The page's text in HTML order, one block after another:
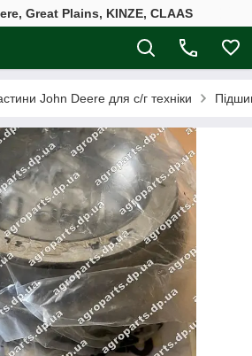
Great Plains, KINZE, CLAAS
John Deere для с/г техніки